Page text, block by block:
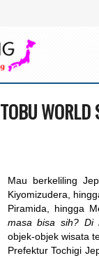
TOBU WORLD
Mau berkeliling
Kiyomizudera,
Piramida, hingga
masa bisa sih? Di
objek-objek wisata
Prefektur Tochigi